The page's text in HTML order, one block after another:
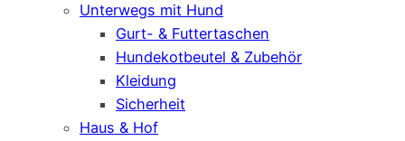
Unterwegs mit Hund
Gurt- & Futtertaschen
Hundekotbeutel & Zubehör
Kleidung
Sicherheit
Haus & Hof